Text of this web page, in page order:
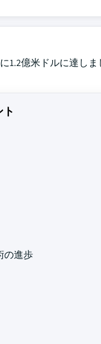
1.2億米ドルに達し
の進歩